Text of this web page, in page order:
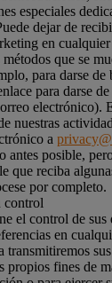
especiales
dejar de
en
que se
para darse de
para darse
electrónico).
nuestras
a
antes posible,
que reciba
por completo.
control
el control de sus
en
transmitiremos
propios fines de